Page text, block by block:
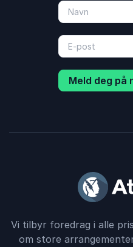
Meld deg på
Vi tilbyr foredrag i alle
om store